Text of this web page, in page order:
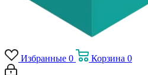
Избранные 0 Корзина 0